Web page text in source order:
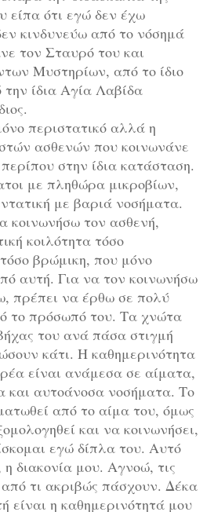
είπα ότι εγώ δεν έχω
κινδυνεύω από το νόσημά
τον Σταυρό του και
Μυστηρίων, από το ίδιο
ίδια Αγία Λαβίδα
περιστατικό αλλά η
ασθενών που κοινωνάνε
στην ίδια κατάσταση.
με πληθώρα μικροβίων,
με βαριά νοσήματα.
κοινωνήσω τον ασθενή,
κοιλότητα τόσο
βρώμικη, που μόνο
αυτή. Για να τον κοινωνήσω
πρέπει να έρθω σε πολύ
το πρόσωπό του. Τα χνώτα
του ανά πάσα στιγμή
κάτι. Η καθημερινότητα
είναι ανάμεσα σε αίματα,
και αυτοάνοσα νοσήματα. Το
από το αίμα του, όμως
και να κοινωνήσει,
εγώ δίπλα του. Αυτό
διακονία μου. Αγνοώ, τις
τι ακριβώς πάσχουν. Δέκα
είναι η καθημερινότητά μου